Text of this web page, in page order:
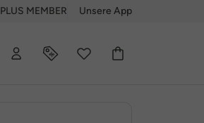
PLUS MEMBER Unsere App